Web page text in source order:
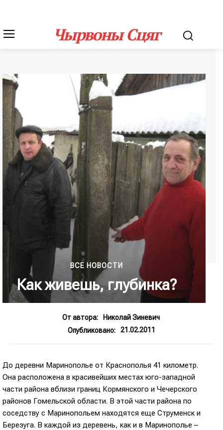
Чырвоны Сцяг
ВСЕ НОВОСТИ
Как живешь, глубинка?
От автора:
Николай Зиневич
Опубликовано:
21.02.2011
До деревни Маринополье от Краснополья 41 километр.
Она расположена в красивейших местах юго-западной
части района вблизи границ Кормянского и Чечерского
районов Гомельской области. В этой части района по
соседству с Маринопольем находятся еще Струменск и
Березуга. В каждой из деревень, как и в Маринополье –